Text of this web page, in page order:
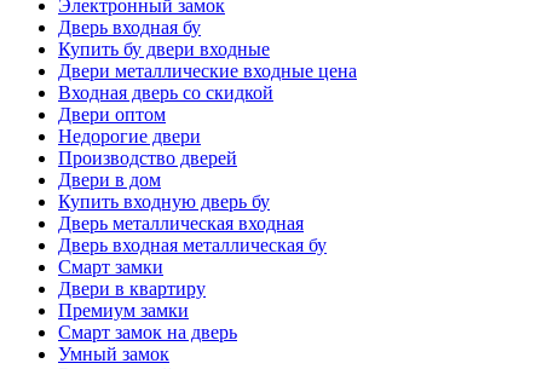
Электронный замок
Дверь входная бу
Купить бу двери входные
Двери металлические входные цена
Входная дверь со скидкой
Двери оптом
Недорогие двери
Производство дверей
Двери в дом
Купить входную дверь бу
Дверь металлическая входная
Дверь входная металлическая бу
Смарт замки
Двери в квартиру
Премиум замки
Смарт замок на дверь
Умный замок